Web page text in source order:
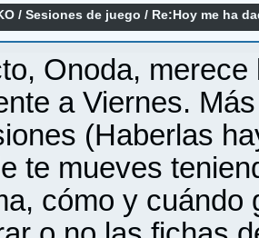
/Sesiones de juego / Re:Hoy me ha
Onoda,
a Viernes.
(Haberlas
te mueves
cómo y cuándo